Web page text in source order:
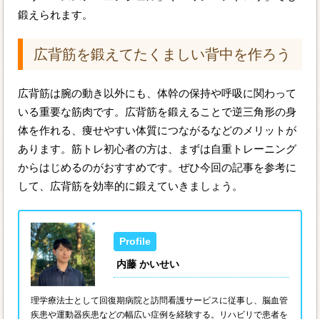
鍛えられます。
広背筋を鍛えてたくましい背中を作ろう
広背筋は腕の動き以外にも、体幹の保持や呼吸に関わって
いる重要な筋肉です。広背筋を鍛えることで逆三角形の身
体を作れる、痩せやすい体質につながるなどのメリットが
あります。筋トレ初心者の方は、まずは自重トレーニング
からはじめるのがおすすめです。ぜひ今回の記事を参考に
して、広背筋を効率的に鍛えていきましょう。
内藤 かいせい
理学療法士として回復期病院と訪問看護サービスに従事し、脳血管
疾患や運動器疾患などの幅広い症例を経験する。リハビリで患者を